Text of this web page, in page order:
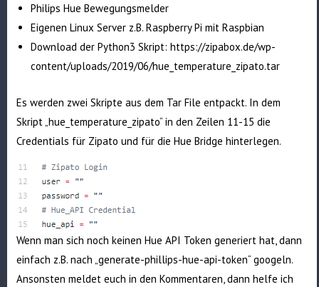
Philips Hue Bewegungsmelder
Eigenen Linux Server z.B. Raspberry Pi mit Raspbian
Download der Python3 Skript:https://zipabox.de/wp-
content/uploads/2019/06/hue_temperature_zipato.tar
Es werden zwei Skripte aus dem Tar File entpackt. In dem
Skript „hue_temperature_zipato“ in den Zeilen 11-15 die
Credentials für Zipato und für die Hue Bridge hinterlegen.
Wenn man sich noch keinen Hue API Token generiert hat, dann
einfach z.B. nach „generate-phillips-hue-api-token“ googeln.
Ansonsten meldet euch in den Kommentaren, dann helfe ich